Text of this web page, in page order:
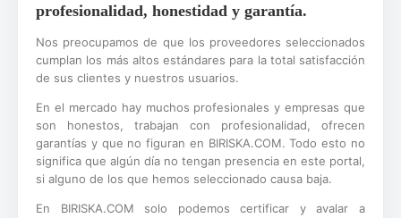
profesionalidad, honestidad y garantía.
Nos preocupamos de que los proveedores seleccionados
cumplan los más altos estándares para la total satisfacción
de sus clientes y nuestros usuarios.
En el mercado hay muchos profesionales y empresas que
son honestos, trabajan con profesionalidad, ofrecen
garantías y que no figuran en BIRISKA.COM. Todo esto no
significa que algún día no tengan presencia en este portal,
si alguno de los que hemos seleccionado causa baja.
En BIRISKA.COM solo podemos certificar y avalar a